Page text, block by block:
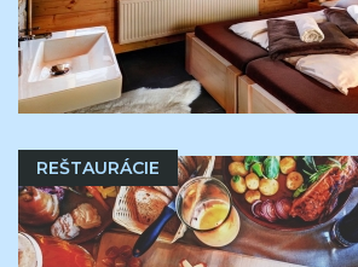
REŠTAURÁCIE